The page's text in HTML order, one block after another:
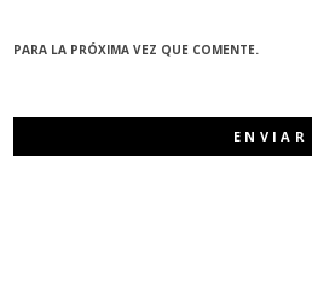
PARA LA PRÓXIMA VEZ QUE COMENTE.